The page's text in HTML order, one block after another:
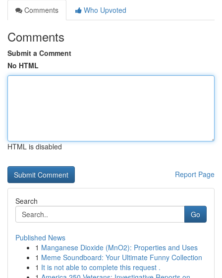
Comments
Who Upvoted
Comments
Submit a Comment
No HTML
HTML is disabled
Report Page
Search
Go
Published News
1 Manganese Dioxide (MnO2): Properties and Uses
1 Meme Soundboard: Your Ultimate Funny Collection
1 It is not able to complete this request .